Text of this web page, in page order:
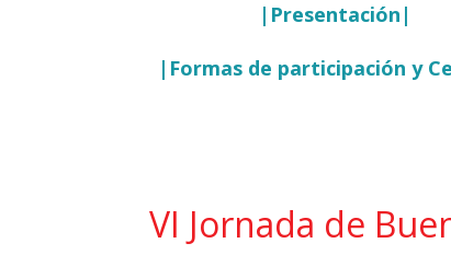
|Presentación|
|Formas de participación y
VI Jornada de